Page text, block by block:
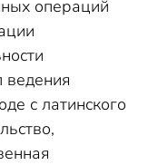
операций
ведения
с латинского